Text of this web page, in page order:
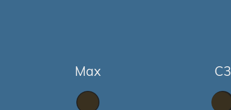
Max C3